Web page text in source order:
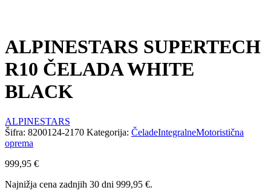
ALPINESTARS SUPERTECH
R10 ČELADA WHITE
BLACK
ALPINESTARS
Šifra: 8200124-2170 Kategorija: ČeladeIntegralneMotoristična
oprema
999,95 €
Najnižja cena zadnjih 30 dni 999,95 €.